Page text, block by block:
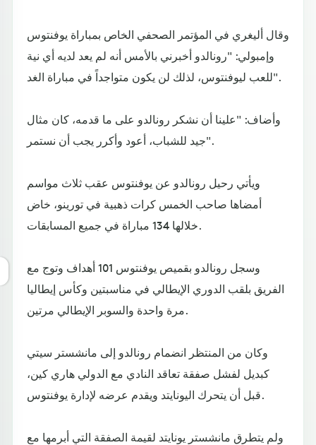
وقال أليغري في المؤتمر الصحفي الخاص بمباراة يوفنتوس
وإمبولي: "رونالدو أخبرني بالأمس أنه لم يعد لديه أي نية
للعب ليوفنتوس، لذلك لن يكون متواجداً في مباراة الغد".
وأضاف: "علينا أن نشكر رونالدو على ما قدمه، كان مثال
جيد للشباب، أعود وأكرر يجب أن نستمر".
ويأتي رحيل رونالدو عن يوفنتوس عقب ثلاث مواسم
أمضاها صاحب الخمس كرات ذهبية في تورينو، خاض
خلالها 134 مباراة في جميع المسابقات.
وسجل رونالدو بقميص يوفنتوس 101 أهداف وتوج مع
الفريق بلقب الدوري الإيطالي في مناسبتين وكأس إيطاليا
مرة واحدة والسوبر الإيطالي مرتين.
وكان من المنتظر انضمام رونالدو إلى مانشستر سيتي
كبديل لفشل صفقة تعاقد النادي مع الدولي هاري كين،
قبل أن يتحرك اليونايتد ويقدم عرضه لإدارة يوفنتوس.
ولم يتطرق مانشستر يونايتد لقيمة الصفقة التي أبرمها مع